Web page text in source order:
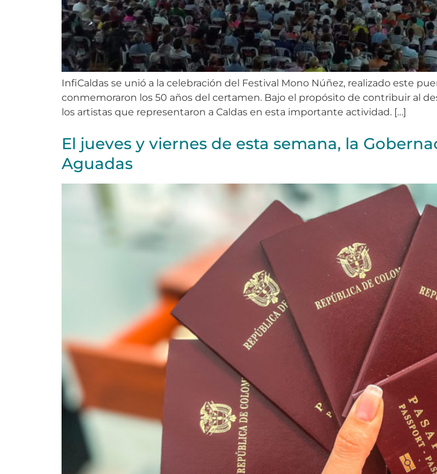
InfiCaldas se unió a la celebración del Festival Mono Núñez, realizado este
conmemoraron los 50 años del certamen. Bajo el propósito de contribuir al
los artistas que representaron a Caldas en esta importante actividad. […]
El jueves y viernes de esta semana, la
Aguadas